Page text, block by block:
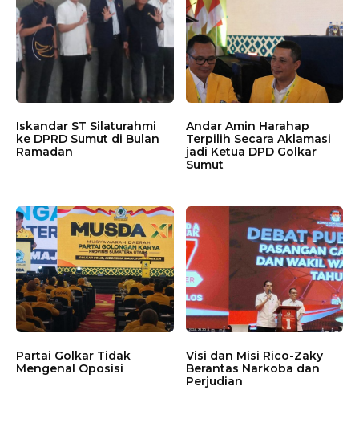
Iskandar ST Silaturahmi
ke DPRD Sumut di Bulan
Ramadan
Andar Amin Harahap
Terpilih Secara Aklamasi
jadi Ketua DPD Golkar
Sumut
Partai Golkar Tidak
Mengenal Oposisi
Visi dan Misi Rico-Zaky
Berantas Narkoba dan
Perjudian